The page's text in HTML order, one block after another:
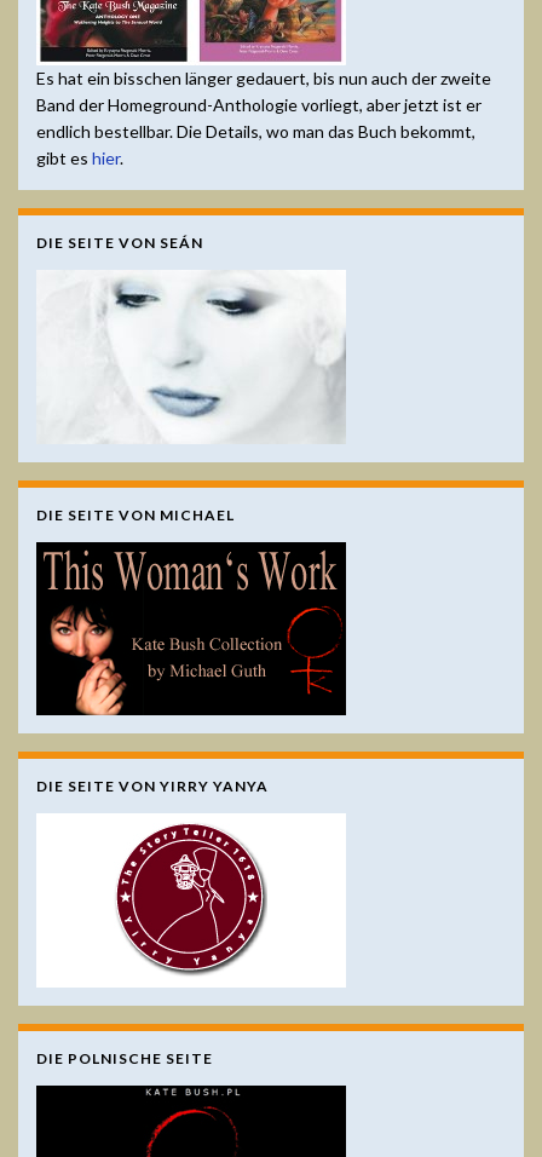
Es hat ein bisschen länger gedauert, bis nun auch der zweite
Band der Homeground-Anthologie vorliegt, aber jetzt ist er
endlich bestellbar. Die Details, wo man das Buch bekommt,
gibt es hier.
DIE SEITE VON SEÁN
DIE SEITE VON MICHAEL
DIE SEITE VON YIRRY YANYA
DIE POLNISCHE SEITE